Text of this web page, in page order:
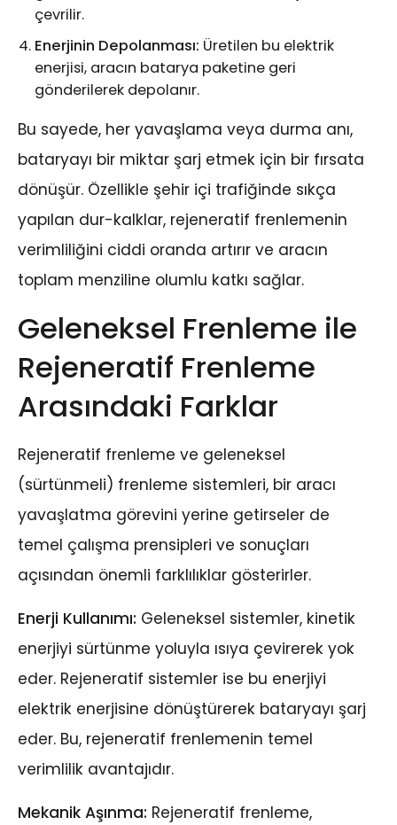
çevrilir.
Enerjinin Depolanması: Üretilen bu elektrik
enerjisi, aracın batarya paketine geri
gönderilerek depolanır.
Bu sayede, her yavaşlama veya durma anı,
bataryayı bir miktar şarj etmek için bir fırsata
dönüşür. Özellikle şehir içi trafiğinde sıkça
yapılan dur-kalklar, rejeneratif frenlemenin
verimliliğini ciddi oranda artırır ve aracın
toplam menziline olumlu katkı sağlar.
Geleneksel Frenleme ile
Rejeneratif Frenleme
Arasındaki Farklar
Rejeneratif frenleme ve geleneksel
(sürtünmeli) frenleme sistemleri, bir aracı
yavaşlatma görevini yerine getirseler de
temel çalışma prensipleri ve sonuçları
açısından önemli farklılıklar gösterirler.
Enerji Kullanımı: Geleneksel sistemler, kinetik
enerjiyi sürtünme yoluyla ısıya çevirerek yok
eder. Rejeneratif sistemler ise bu enerjiyi
elektrik enerjisine dönüştürerek bataryayı şarj
eder. Bu, rejeneratif frenlemenin temel
verimlilik avantajıdır.
Mekanik Aşınma: Rejeneratif frenleme,